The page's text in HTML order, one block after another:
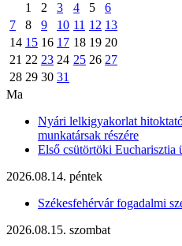
1
2 3 4 5
6
7
8 9 10 11 12 13
14 15 16 17 18 19 20
21 22 23 24 25 26 27
28 29 30 31
Ma
Nyári lelkigyakorlat
munkatársak részére
Első csütörtöki Eucharisztia
2026.08.14. péntek
Székesfehérvár fogadalmi
2026.08.15. szombat